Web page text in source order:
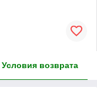
Условия возврата